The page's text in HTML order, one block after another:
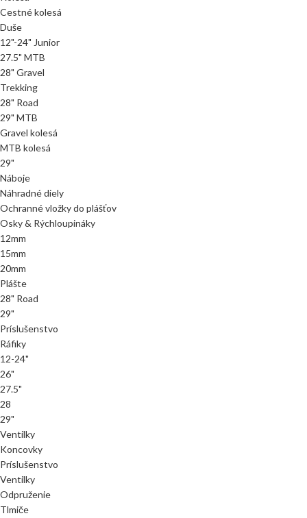
Cestné kolesá
Duše
12"-24" Junior
27.5" MTB
28" Gravel
Trekking
28" Road
29" MTB
Gravel kolesá
MTB kolesá
29"
Náboje
Náhradné diely
Ochranné vložky do plášťov
Osky & Rýchloupináky
12mm
15mm
20mm
Plášte
28" Road
29"
Príslušenstvo
Ráfiky
12-24"
26"
27.5"
28
29"
Ventilky
Koncovky
Príslušenstvo
Ventilky
Odpruženie
Tlmiče